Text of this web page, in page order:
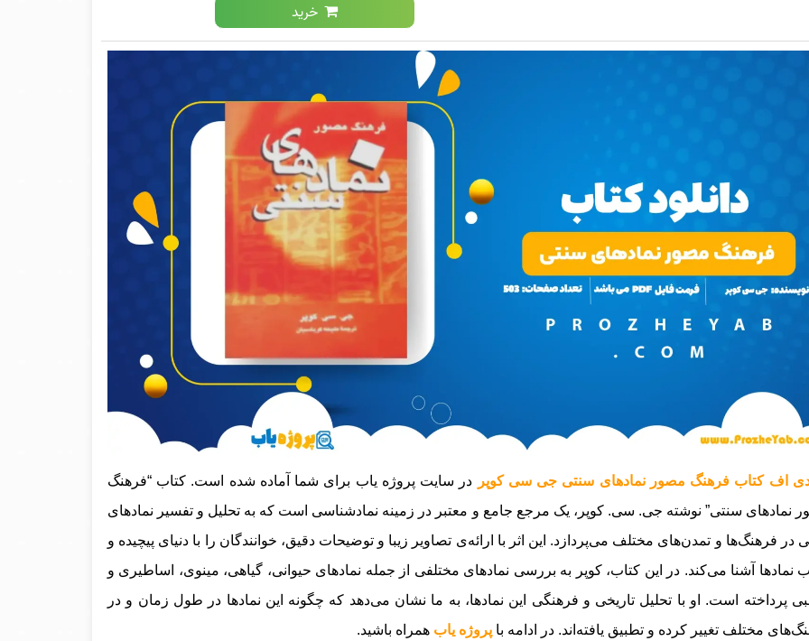
خرید
اف کتاب فرهنگ مصور نمادهای سنتی جی سی کوپر در سایت پروژه یاب برای شما آماده شده است. کتاب “فرهنگ
نمادهای سنتی” نوشته جی. سی. کوپر، یک مرجع جامع و معتبر در زمینه نمادشناسی است که به تحلیل و تفسیر نمادهای
در فرهنگ‌ها و تمدن‌های مختلف می‌پردازد. این اثر با ارائه‌ی تصاویر زیبا و توضیحات دقیق، خوانندگان را با دنیای پیچیده و
نمادها آشنا می‌کند. در این کتاب، کوپر به بررسی نمادهای مختلفی از جمله نمادهای حیوانی، گیاهی، مینوی، اساطیری و
پرداخته است. او با تحلیل تاریخی و فرهنگی این نمادها، به ما نشان می‌دهد که چگونه این نمادها در طول زمان و در
مختلف تغییر کرده و تطبیق یافته‌اند. در ادامه با پروژه یاب همراه باشید.